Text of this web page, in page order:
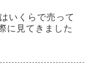
いくらで売って
に見てきました